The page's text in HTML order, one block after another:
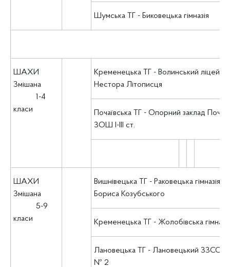
Шумська ТГ - Биковецька гімназія
ШАХИ
Змішана
1-4
класи
Кременецька ТГ - Волинський ліцей ім.
Нестора Літописця
Почаївська ТГ - Опорний заклад
ЗОШ І-ІІІ ст.
ШАХИ
Змішана
5-9
класи
Вишнівецька ТГ - Раковецька гімназія ім.
Бориса Козубського
Кременецька ТГ - Жолобівська гімназія
Лановецька ТГ - Лановецький ЗЗСО І-
№ 2